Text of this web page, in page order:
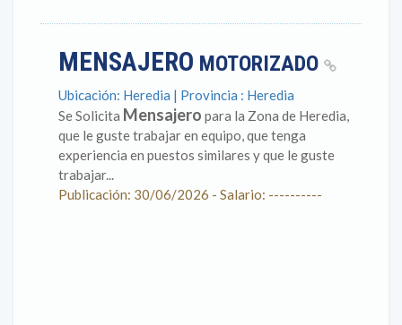
MENSAJERO MOTORIZADO
Ubicación: Heredia | Provincia : Heredia
Se Solicita Mensajero para la Zona de Heredia,
que le guste trabajar en equipo, que tenga
experiencia en puestos similares y que le guste
trabajar...
Publicación: 30/06/2026 - Salario: ----------